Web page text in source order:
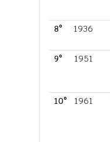
8°
1936
9°
1951
10°
1961